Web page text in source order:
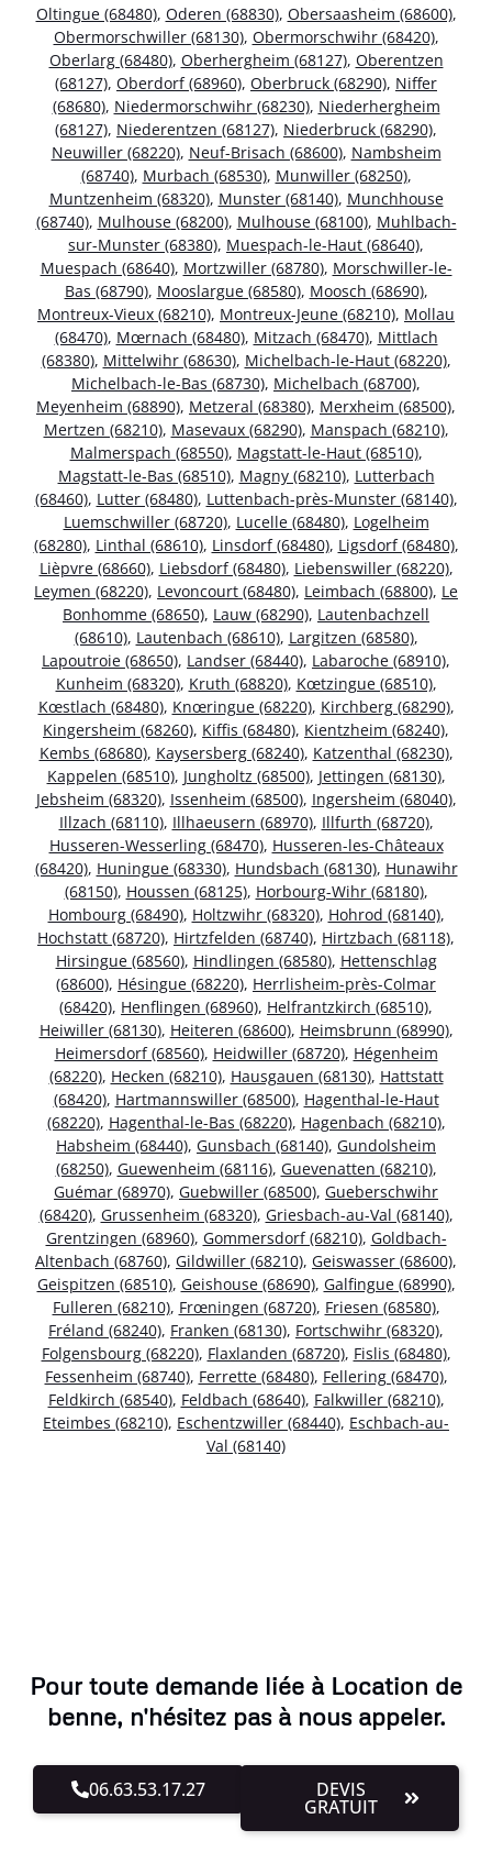
Oltingue (68480), Oderen (68830), Obersaasheim (68600),
Obermorschwiller (68130), Obermorschwihr (68420),
Oberlarg (68480), Oberhergheim (68127), Oberentzen
(68127), Oberdorf (68960), Oberbruck (68290), Niffer
(68680), Niedermorschwihr (68230), Niederhergheim
(68127), Niederentzen (68127), Niederbruck (68290),
Neuwiller (68220), Neuf-Brisach (68600), Nambsheim
(68740), Murbach (68530), Munwiller (68250),
Muntzenheim (68320), Munster (68140), Munchhouse
(68740), Mulhouse (68200), Mulhouse (68100), Muhlbach-
sur-Munster (68380), Muespach-le-Haut (68640),
Muespach (68640), Mortzwiller (68780), Morschwiller-le-
Bas (68790), Mooslargue (68580), Moosch (68690),
Montreux-Vieux (68210), Montreux-Jeune (68210), Mollau
(68470), Mœrnach (68480), Mitzach (68470), Mittlach
(68380), Mittelwihr (68630), Michelbach-le-Haut (68220),
Michelbach-le-Bas (68730), Michelbach (68700),
Meyenheim (68890), Metzeral (68380), Merxheim (68500),
Mertzen (68210), Masevaux (68290), Manspach (68210),
Malmerspach (68550), Magstatt-le-Haut (68510),
Magstatt-le-Bas (68510), Magny (68210), Lutterbach
(68460), Lutter (68480), Luttenbach-près-Munster (68140),
Luemschwiller (68720), Lucelle (68480), Logelheim
(68280), Linthal (68610), Linsdorf (68480), Ligsdorf (68480),
Lièpvre (68660), Liebsdorf (68480), Liebenswiller (68220),
Leymen (68220), Levoncourt (68480), Leimbach (68800), Le
Bonhomme (68650), Lauw (68290), Lautenbachzell
(68610), Lautenbach (68610), Largitzen (68580),
Lapoutroie (68650), Landser (68440), Labaroche (68910),
Kunheim (68320), Kruth (68820), Kœtzingue (68510),
Kœstlach (68480), Knœringue (68220), Kirchberg (68290),
Kingersheim (68260), Kiffis (68480), Kientzheim (68240),
Kembs (68680), Kaysersberg (68240), Katzenthal (68230),
Kappelen (68510), Jungholtz (68500), Jettingen (68130),
Jebsheim (68320), Issenheim (68500), Ingersheim (68040),
Illzach (68110), Illhaeusern (68970), Illfurth (68720),
Husseren-Wesserling (68470), Husseren-les-Châteaux
(68420), Huningue (68330), Hundsbach (68130), Hunawihr
(68150), Houssen (68125), Horbourg-Wihr (68180),
Hombourg (68490), Holtzwihr (68320), Hohrod (68140),
Hochstatt (68720), Hirtzfelden (68740), Hirtzbach (68118),
Hirsingue (68560), Hindlingen (68580), Hettenschlag
(68600), Hésingue (68220), Herrlisheim-près-Colmar
(68420), Henflingen (68960), Helfrantzkirch (68510),
Heiwiller (68130), Heiteren (68600), Heimsbrunn (68990),
Heimersdorf (68560), Heidwiller (68720), Hégenheim
(68220), Hecken (68210), Hausgauen (68130), Hattstatt
(68420), Hartmannswiller (68500), Hagenthal-le-Haut
(68220), Hagenthal-le-Bas (68220), Hagenbach (68210),
Habsheim (68440), Gunsbach (68140), Gundolsheim
(68250), Guewenheim (68116), Guevenatten (68210),
Guémar (68970), Guebwiller (68500), Gueberschwihr
(68420), Grussenheim (68320), Griesbach-au-Val (68140),
Grentzingen (68960), Gommersdorf (68210), Goldbach-
Altenbach (68760), Gildwiller (68210), Geiswasser (68600),
Geispitzen (68510), Geishouse (68690), Galfingue (68990),
Fulleren (68210), Frœningen (68720), Friesen (68580),
Fréland (68240), Franken (68130), Fortschwihr (68320),
Folgensbourg (68220), Flaxlanden (68720), Fislis (68480),
Fessenheim (68740), Ferrette (68480), Fellering (68470),
Feldkirch (68540), Feldbach (68640), Falkwiller (68210),
Eteimbes (68210), Eschentzwiller (68440), Eschbach-au-
Val (68140)
Pour toute demande liée à Location de
benne, n'hésitez pas à nous appeler.
06.63.53.17.27 DEVIS
GRATUIT